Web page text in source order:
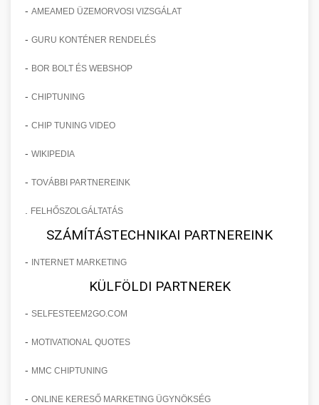
- AMEAMED ÜZEMORVOSI VIZSGÁLAT
- GURU KONTÉNER RENDELÉS
- BOR BOLT ÉS WEBSHOP
- CHIPTUNING
- CHIP TUNING VIDEO
- WIKIPEDIA
- TOVÁBBI PARTNEREINK
FELHŐSZOLGÁLTATÁS
SZÁMÍTÁSTECHNIKAI PARTNEREINK
- INTERNET MARKETING
KÜLFÖLDI PARTNEREK
- SELFESTEEM2GO.COM
- MOTIVATIONAL QUOTES
- MMC CHIPTUNING
- ONLINE KERESŐ MARKETING ÜGYNÖKSÉG